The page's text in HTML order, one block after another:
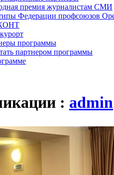
премия журналистам СМИ
Федерации профсоюзов
программы
партнером программы
: admin
: admin